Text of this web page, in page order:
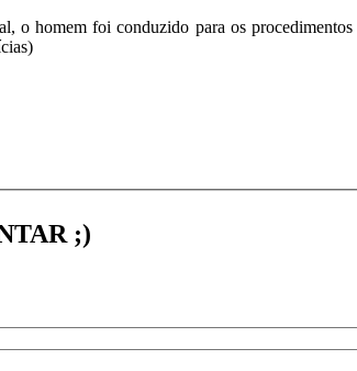
o homem foi conduzido para os
;)